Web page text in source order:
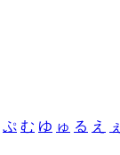
ぷ む ゆ ゅ る え ぇ